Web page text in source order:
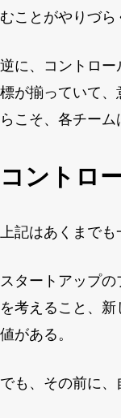
むことがやりづら
逆に、コントロ
標が揃っていて
らこそ、各チーム
コントロ
上記はあくまでも
スタートアップ
を考えること、
値がある。
でも、その前に、